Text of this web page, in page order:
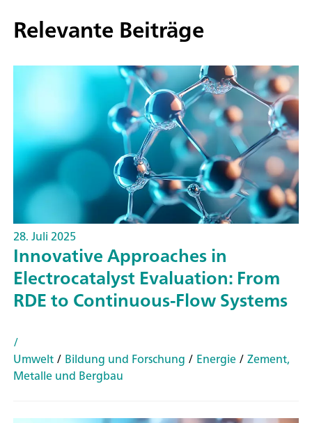
Relevante Beiträge
28. Juli 2025
Innovative Approaches in
Electrocatalyst Evaluation: From
RDE to Continuous-Flow Systems
/
Umwelt/ Bildung und Forschung / Energie/Zement,
Metalle und Bergbau